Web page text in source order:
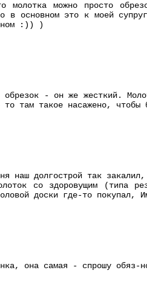
молотка можно просто
в основном это к моей
:)) )
обрезок - он же жесткий.
то там такое насажено,
наш долгострой так
со здоровущим (типа
доски где-то покупал,
она самая - спрошу обяз-